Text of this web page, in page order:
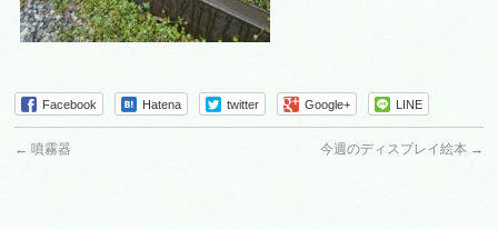
Facebook Hatena twitter Google+ LINE
← 噴霧器 今週のディスプレイ絵本 →